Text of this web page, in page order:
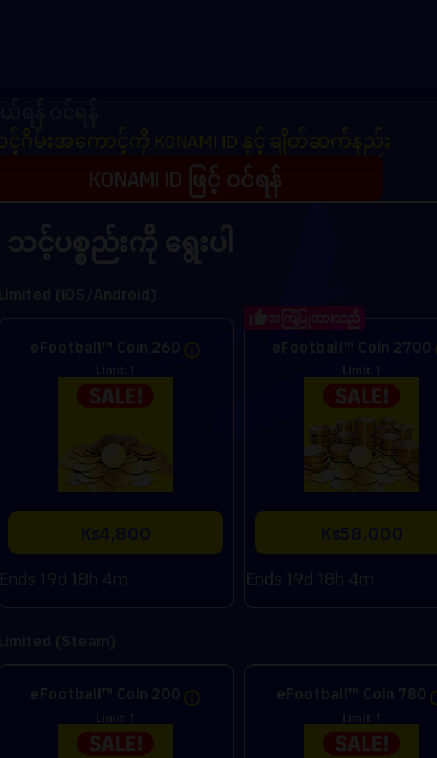
KONAMI ID ဖြင့် ဝင်ရန်
eFootball™ Coin 260
Limit: 1
Ks4,800
Ends 19d 18h 4m
eFootball™ Coin 2700
Limit: 1
Ks58,000
Ends 19d 18h 4m
အကြံပြုထားသည်
eFootball™ Coin 200
Limit: 1
eFootball™ Coin 780
Limit: 1